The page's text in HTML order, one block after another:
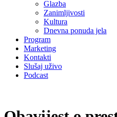
Glazba
Zanimljivosti
Kultura
Dnevna ponuda jela
Program
Marketing
Kontakti
Slušaj uživo
Podcast